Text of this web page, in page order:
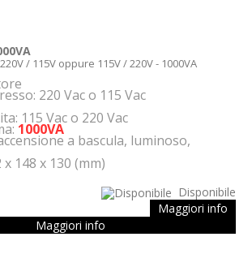
/ 115V oppure 115V / 220V - 1000VA
220 Vac o 115 Vac
115 Vac o 220 Vac
1000VA
a bascula, luminoso,
148 x 130 (mm)
Disponibile
Maggiori info
Maggiori info